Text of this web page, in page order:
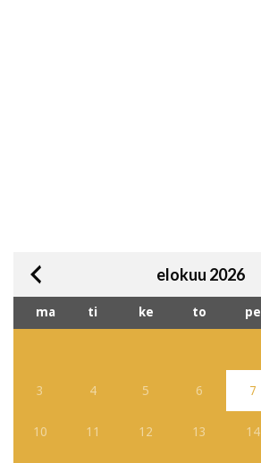
elokuu 2026
ma ti ke to pe
3 4 5 6 7
10 11 12 13 14